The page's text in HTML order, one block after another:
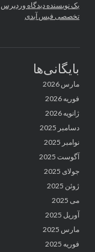
یک نویسنده دیدگاه وردپرس
تخصصی فیس آیدی
بایگانی‌ها
مارس 2026
فوریه 2026
ژانویه 2026
دسامبر 2025
نوامبر 2025
آگوست 2025
جولای 2025
ژوئن 2025
می 2025
آوریل 2025
مارس 2025
فوریه 2025